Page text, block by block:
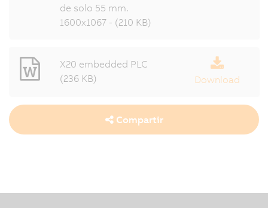
de solo 55 mm.
1600x1067 - (210 KB)
X20 embedded PLC
(236 KB)
Download
Compartir